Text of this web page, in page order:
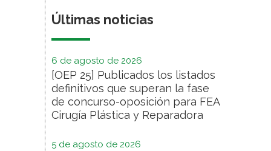
Últimas noticias
6 de agosto de 2026
[OEP 25] Publicados los listados
definitivos que superan la fase
de concurso-oposición para FEA
Cirugía Plástica y Reparadora
5 de agosto de 2026